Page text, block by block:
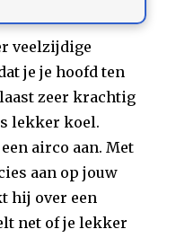
veelzijdige
je je hoofd ten
zeer krachtig
lekker koel.
airco aan. Met
aan op jouw
hij over een
net of je lekker